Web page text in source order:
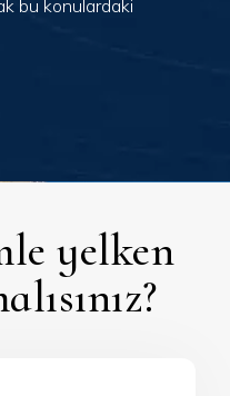
bu konulardaki
yelken